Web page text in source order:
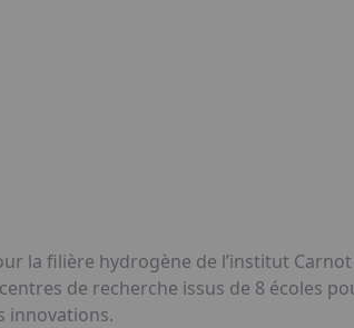
la filière hydrogène de l’institut Carnot
de recherche issus de 8 écoles
innovations.